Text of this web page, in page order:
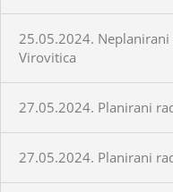
25.05.2024.
Virovitica
27.05.2024. Planirani
27.05.2024. Planirani